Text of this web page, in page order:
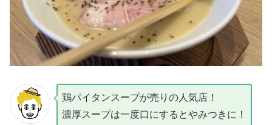
鶏パイタンスープが売りの人気店！
濃厚スープは一度口にするとやみつきに！